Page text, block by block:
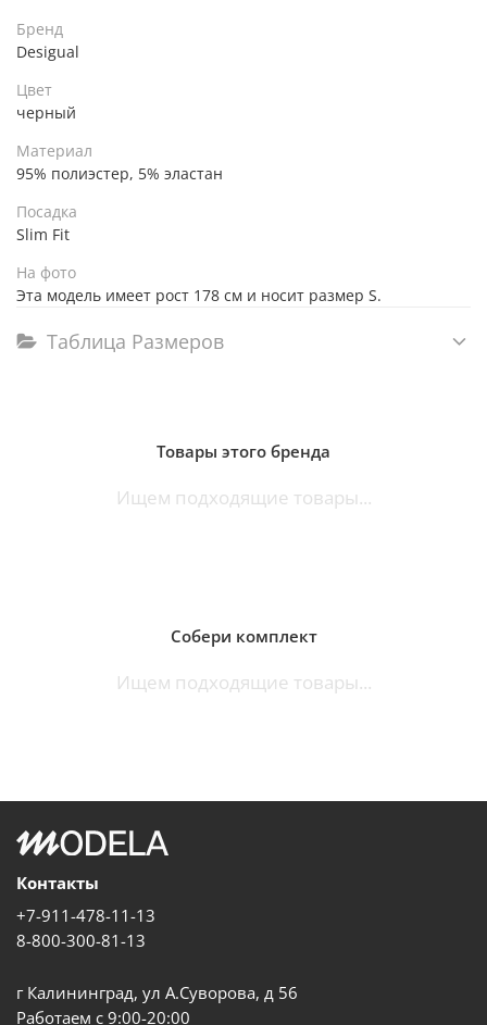
Бренд
Desigual
Цвет
черный
Материал
95% полиэстер, 5% эластан
Посадка
Slim Fit
На фото
Эта модель имеет рост 178 см и носит размер S.
Таблица Размеров
Товары этого бренда
Ищем подходящие товары...
Собери комплект
Ищем подходящие товары...
Контакты
+7-911-478-11-13
8-800-300-81-13
г Калининград, ул А.Суворова, д 56
Работаем с 9:00-20:00